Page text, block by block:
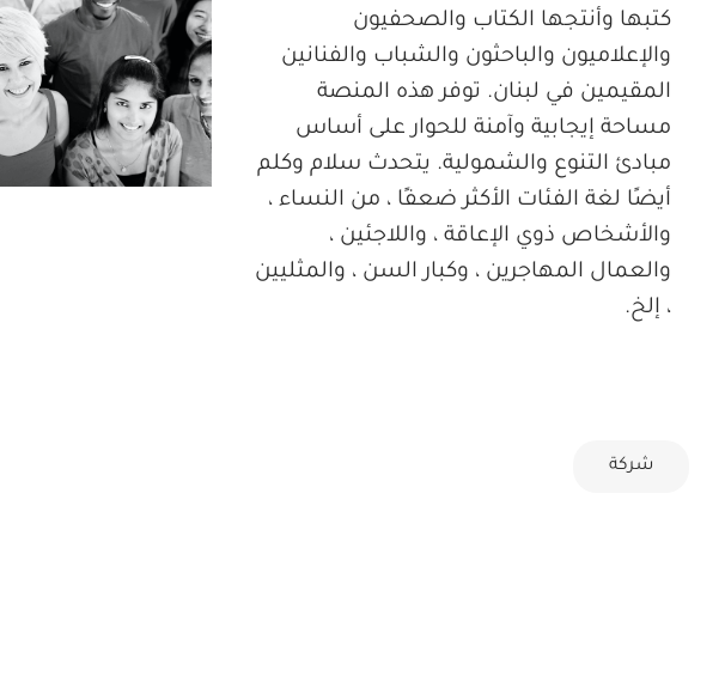
كتبها وأنتجها الكتاب والصحفيون
والإعلاميون والباحثون والشباب والفنانين
المقيمين في لبنان. توفر هذه المنصة
مساحة إيجابية وآمنة للحوار على أساس
مبادئ التنوع والشمولية. يتحدث سلام وكلم
أيضًا لغة الفئات الأكثر ضعفًا ، من النساء ،
والأشخاص ذوي الإعاقة ، واللاجئين ،
والعمال المهاجرين ، وكبار السن ، والمثليين
، إلخ.
شركة